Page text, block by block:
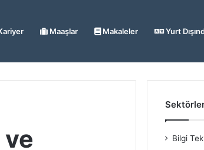
Maaşlar Makaleler Yurt
Bilgi